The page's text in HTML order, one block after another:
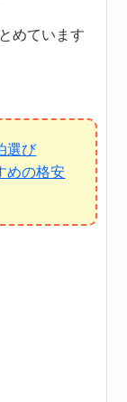
めています
選び
めの格安